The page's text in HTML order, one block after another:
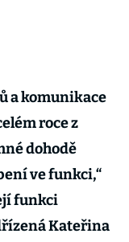
a komunikace
roce z
dohodě
ve funkci,“
funkci
Kateřina